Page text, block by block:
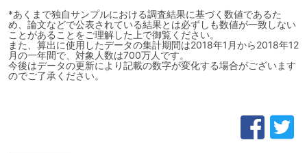
*あくまで独自サンプルにおける調査結果に基づく数値であるた
め、論文などで公表されている結果とは必ずしも数値が一致しない
ことがあることをご理解した上で御覧ください。
また、算出に使用したデータの集計期間は2018年1月から2018年12
月の一年間で、対象人数は700万人です。
今後はデータの更新により記載の数字が変化する場合がございます
のでご了承ください。